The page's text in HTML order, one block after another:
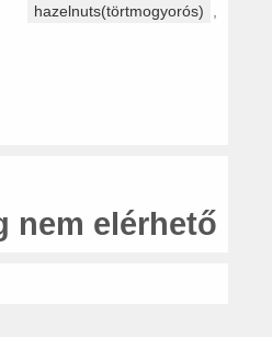
hazelnuts(törtmogyorós)
nem elérhető